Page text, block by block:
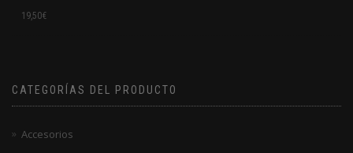
Valorado
en
19,50€
CATEGORÍAS DEL PRODUCTO
Accesorios